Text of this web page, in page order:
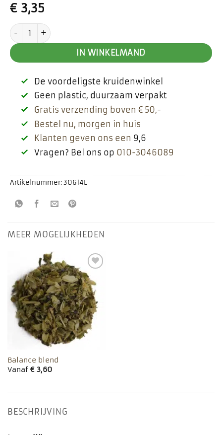
€3,35
Happy herbal thee aantal
IN WINKELMAND
De voordeligste kruidenwinkel
Geen plastic, duurzaam verpakt
Gratis verzending boven € 50,-
Bestel nu, morgen in huis
Klanten geven ons een 9,6
Vragen? Bel ons op 010-3046089
Artikelnummer:30614L
MEER MOGELIJKHEDEN
Toevoegen
aan
favorieten
Balance blend
Vanaf €3,60
BESCHRIJVING